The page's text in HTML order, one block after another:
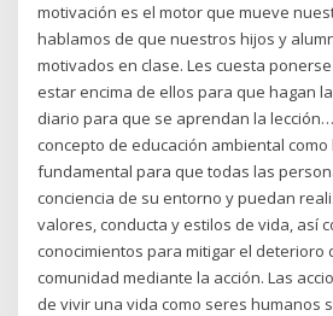
motivación es el motor que mueve
hablamos de que nuestros hijos y
motivados en clase. Les cuesta
estar encima de ellos para que hagan
diario para que se aprendan la
concepto de educación ambiental
fundamental para que todas las
conciencia de su entorno y puedan
valores, conducta y estilos de vida, así
conocimientos para mitigar el deterioro
comunidad mediante la acción. Las
de vivir una vida como seres humanos